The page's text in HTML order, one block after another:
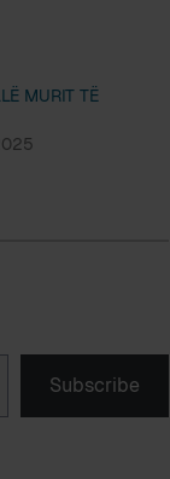
MURIT TË
Subscribe